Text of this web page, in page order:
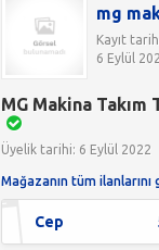
mg
Kayıt
6 Eylül
MG Makina Takım
Üyelik tarihi: 6 Eylül 2022
Mağazanın tüm
Cep